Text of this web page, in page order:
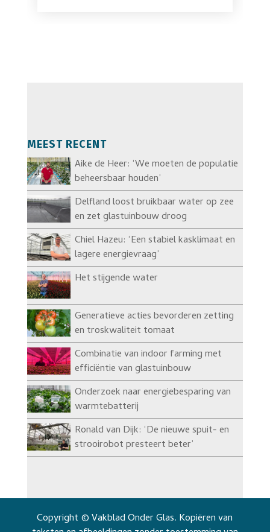
MEEST RECENT
Aike de Heer: ‘We moeten de populatie
beheersbaar houden’
Delfland loost bruikbaar water op zee
en zet glastuinbouw droog
Chiel Hazeu: ‘Een stabiel kasklimaat en
lagere energievraag’
Het stijgende water
Generatieve acties bevorderen zetting
en troskwaliteit tomaat
Combinatie van indoor farming met
efficiëntie van glastuinbouw
Onderzoek naar energiebesparing van
warmtebatterij
Ronald van Dijk: ‘De nieuwe spuit- en
strooirobot presteert beter’
Copyright © Vakblad Onder Glas. Kopiëren van